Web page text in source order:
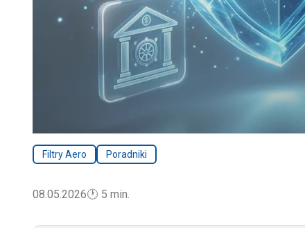
Filtry Aero Poradniki
08.05.2026🕐 5 min.